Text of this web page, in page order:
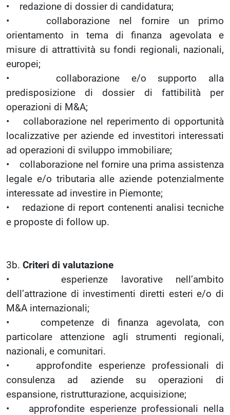
• redazione di dossier di candidatura;
• collaborazione nel fornire un primo
orientamento in tema di finanza agevolata e
misure di attrattività su fondi regionali, nazionali,
europei;
• collaborazione e/o supporto alla
predisposizione di dossier di fattibilità per
operazioni di M&A;
• collaborazione nel reperimento di opportunità
localizzative per aziende ed investitori interessati
ad operazioni di sviluppo immobiliare;
• collaborazione nel fornire una prima assistenza
legale e/o tributaria alle aziende potenzialmente
interessate ad investire in Piemonte;
• redazione di report contenenti analisi tecniche
e proposte di follow up.
3b. Criteri di valutazione
• esperienze lavorative nell’ambito
dell’attrazione di investimenti diretti esteri e/o di
M&A internazionali;
• competenze di finanza agevolata, con
particolare attenzione agli strumenti regionali,
nazionali, e comunitari.
• approfondite esperienze professionali di
consulenza ad aziende su operazioni di
espansione, ristrutturazione, acquisizione;
• approfondite esperienze professionali nella